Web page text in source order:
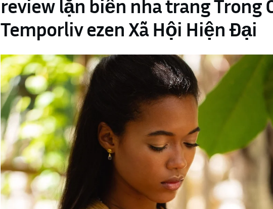
review lặn biển nha trang Trong
Temporliv ezen Xã Hội Hiện Đại